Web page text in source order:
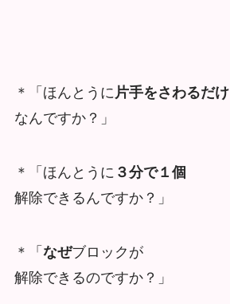
＊「ほんとうに 片手をさわるだけ
なんですか？」
＊「ほんとうに ３分で１個
解除できるんですか？」
＊「 なぜブロックが
解除できるのですか？」